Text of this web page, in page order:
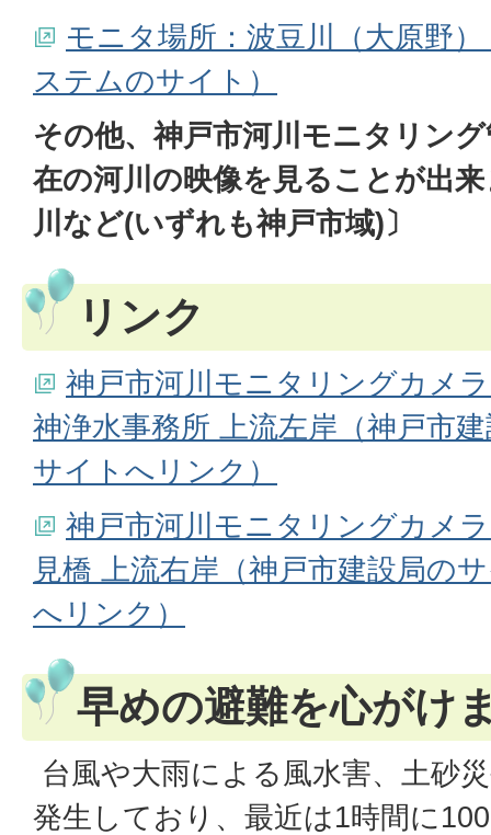
モニタ場所：波豆川（大原野
ステムのサイト）
その他、神戸市河川モニタリン
在の河川の映像を見ることが出
川など(いずれも神戸市域)〕
リンク
神戸市河川モニタリングカメ
神浄水事務所 上流左岸（神戸市
サイトへリンク）
神戸市河川モニタリングカメ
見橋 上流右岸（神戸市建設局の
へリンク）
早めの避難を心がけ
台風や大雨による風水害、土砂
発生しており、最近は1時間に